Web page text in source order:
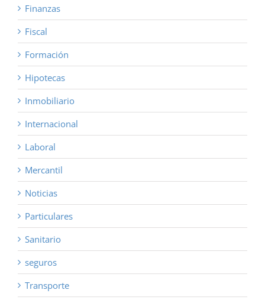
Finanzas
Fiscal
Formación
Hipotecas
Inmobiliario
Internacional
Laboral
Mercantil
Noticias
Particulares
Sanitario
seguros
Transporte